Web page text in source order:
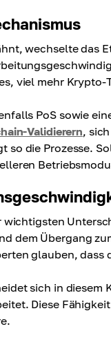
wechselte das
viel mehr
PoS sowie
Validierern,
so die Prozesse.
wichtigsten
dem Übergang
glauben, dass
sich in diesem
Diese